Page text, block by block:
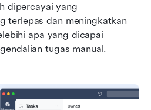
dipercayai yang
terlepas dan meningkatkan
apa yang dicapai
tugas manual.